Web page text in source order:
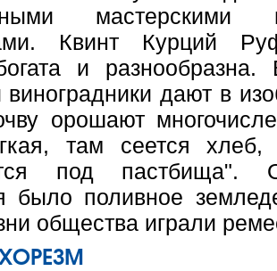
мастерскими
Квинт Курций
и
виноградники дают в
орошают
там сеется
под пастбища".
было поливное
общества играли